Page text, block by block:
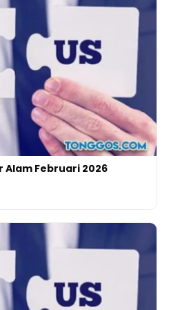
Alam Februari 2026